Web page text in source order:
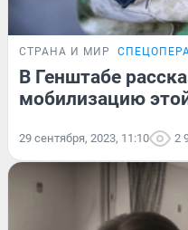
СТРАНА И МИР
В Генштабе
мобилизацию
29 сентября, 2023, 11:10 2